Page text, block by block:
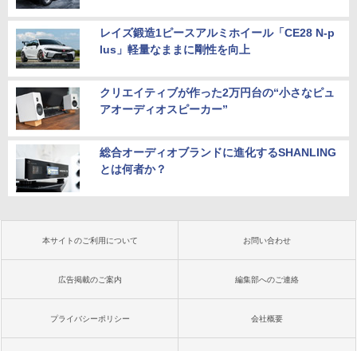
レイズ鍛造1ピースアルミホイール「CE28 N-p
lus」軽量なままに剛性を向上
クリエイティブが作った2万円台の“小さなピュ
アオーディオスピーカー”
総合オーディオブランドに進化するSHANLING
とは何者か？
本サイトのご利用について お問い合わせ
広告掲載のご案内 編集部へのご連絡
プライバシーポリシー 会社概要